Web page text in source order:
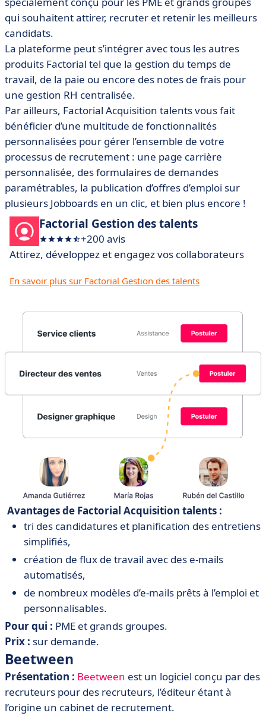
qui souhaitent attirer, recruter et retenir les meilleurs
candidats.
La plateforme peut s’intégrer avec tous les autres
produits Factorial tel que la gestion du temps de
travail, de la paie ou encore des notes de frais pour
une gestion RH centralisée.
Par ailleurs, Factorial Acquisition talents vous fait
bénéficier d’une multitude de fonctionnalités
personnalisées pour gérer l’ensemble de votre
processus de recrutement : une page carrière
personnalisée, des formulaires de demandes
paramétrables, la publication d’offres d’emploi sur
plusieurs Jobboards en un clic, et bien plus encore !
Factorial Gestion des talents
+200 avis
Attirez, développez et engagez vos collaborateurs
En savoir plus sur Factorial Gestion des talents
Avantages de Factorial Acquisition talents :
tri des candidatures et planification des entretiens
simplifiés,
création de flux de travail avec des e-mails
automatisés,
de nombreux modèles d’e-mails prêts à l’emploi et
personnalisables.
Pour qui : PME et grands groupes.
Prix : sur demande.
Beetween
Présentation : Beetween est un logiciel conçu par des
recruteurs pour des recruteurs, l’éditeur étant à
l’origine un cabinet de recrutement.